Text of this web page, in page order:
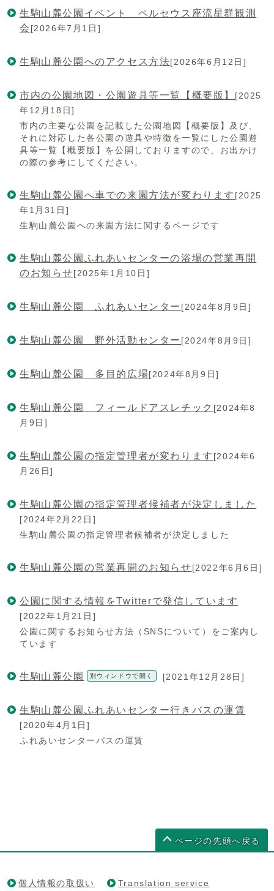
生駒山麓公園イベント ペルセウス座流星群観測
会 [2026年7月1日]
生駒山麓公園へのアクセス方法[2026年6月12日]
市内の公園地図・公園遊具等一覧【概要版】 [2025
年12月18日]
市内の主要な公園を記載した公園地図【概要版】及び、
それに対応した各公園の遊具や特徴を一覧にした公園遊
具等一覧【概要版】を公開しておりますので、お出かけ
の際の参考にしてください。
生駒山麓公園へ車での来園方法が変わります [2025
年1月31日]
生駒山麓公園への来園方法に関するページです
生駒山麓公園ふれあいセンターの浴場の営業再開
のお知らせ[2025年1月10日]
生駒山麓公園 ふれあいセンター [2024年8月9日]
生駒山麓公園 野外活動センター [2024年8月9日]
生駒山麓公園 多目的広場[2024年8月9日]
生駒山麓公園 フィールドアスレチック [2024年8
月9日]
生駒山麓公園の指定管理者が変わります [2024年6
月26日]
生駒山麓公園の指定管理者候補者が決定しました
[2024年2月22日]
生駒山麓公園の指定管理者候補者が決定しました
生駒山麓公園の営業再開のお知らせ[2022年6月6日]
公園に関する情報をTwitterで発信しています
[2022年1月21日]
公園に関するお知らせ方法（SNSについて）をご案内し
ています
生駒山麓公園 別ウィンドウで開く [2021年12月28日]
生駒山麓公園ふれあいセンター行きバスの運賃
[2020年4月1日]
ふれあいセンターバスの運賃
ページの先頭へ戻る
個人情報の取扱い Translation service